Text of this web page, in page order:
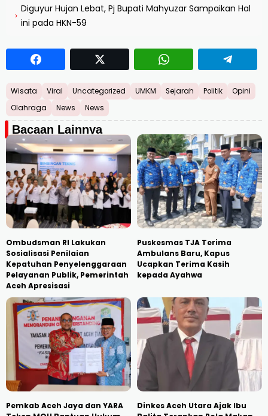
›
Diguyur Hujan Lebat, Pj Bupati Mahyuzar Sampaikan Hal
ini pada HKN-59
Wisata Viral Uncategorized UMKM Sejarah Politik
Opini
Olahraga
News News
Bacaan Lainnya
Ombudsman RI Lakukan
Sosialisasi Penilaian
Kepatuhan Penyelenggaraan
Pelayanan Publik, Pemerintah
Aceh Apresisasi
Puskesmas TJA Terima
Ambulans Baru, Kapus
Ucapkan Terima Kasih
kepada Ayahwa
Pemkab Aceh Jaya dan YARA
Dinkes Aceh Utara Ajak Ibu